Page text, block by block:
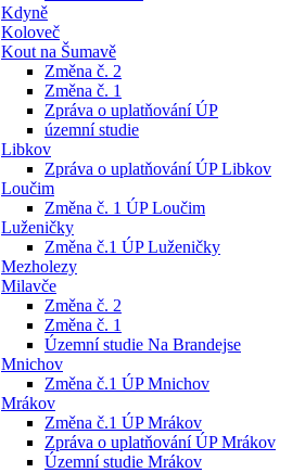
Kdyně
Koloveč
Kout na Šumavě
Změna č. 2
Změna č. 1
Zpráva o uplatňování ÚP
územní studie
Libkov
Zpráva o uplatňování ÚP Libkov
Loučim
Změna č. 1 ÚP Loučim
Luženičky
Změna č.1 ÚP Luženičky
Mezholezy
Milavče
Změna č. 2
Změna č. 1
Územní studie Na Brandejse
Mnichov
Změna č.1 ÚP Mnichov
Mrákov
Změna č.1 ÚP Mrákov
Zpráva o uplatňování ÚP Mrákov
Územní studie Mrákov